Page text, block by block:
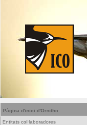
Pàgina d'inici d'Ornitho
Entitats col·laboradores